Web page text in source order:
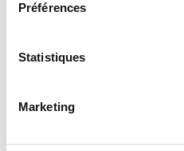
Préférences
Statistiques
Marketing